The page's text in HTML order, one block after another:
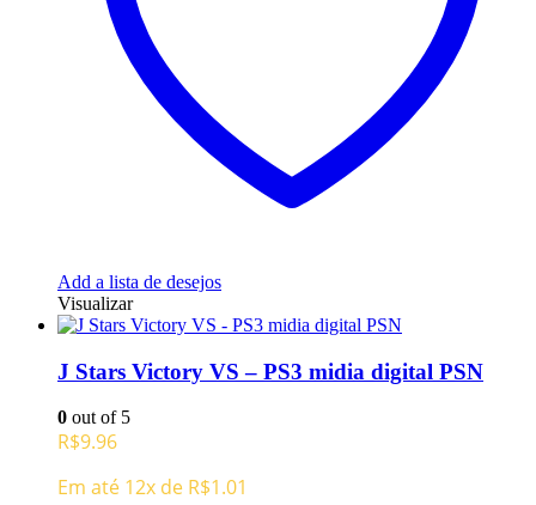
Add a lista de desejos
Visualizar
J Stars Victory VS – PS3 midia digital PSN
0 out of 5
R$9.96
Em até 12x de R$1.01